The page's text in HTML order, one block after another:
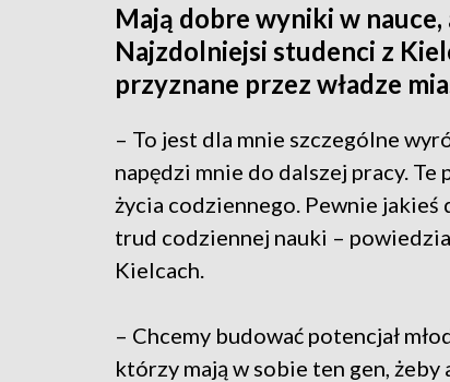
Mają dobre wyniki w nauce,
Najzdolniejsi studenci z
przyznane przez władze
– To jest dla mnie szczególne
napędzi mnie do dalszej pracy.
życia codziennego. Pewnie
trud codziennej nauki –
Kielcach.
– Chcemy budować potencjał
którzy mają w sobie ten gen,